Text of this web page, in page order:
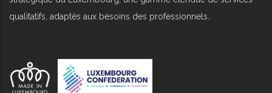
qualitatifs, adaptés aux besoins des professionnels.